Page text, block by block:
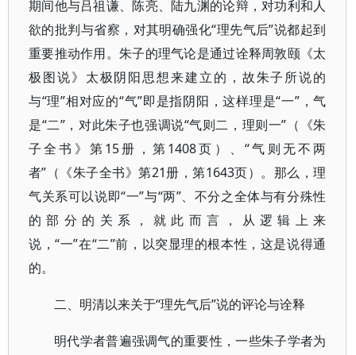
期间他与吕祖谦、陈亮、陆九渊的论辩，对功利和人
欲的批判与省察，对其明确强化“理先气后”说都起到
重要推动作用。朱子的理气论是通过诠释周敦颐《太
极图说》太极阴阳思想来建立的，故朱子所说的
与“理”相对应的“气”即是指阴阳，这样理是“一”，气
是“二”，对此朱子也强调说“气则二，理则一”（《朱
子全书》第15册，第1408页）、“气则无不两
者”（《朱子全书》第21册，第1643页）。那么，理
气关系可以说即“一”与“两”、不分之全体与有分殊性
的部分的关系，就此而言，从逻辑上来
说，“一”在“二”前，以突显理的根本性，这是说得通
的。
二、明清以来关于“理先气后”说的评论与诠释
明代学者普遍强调气的重要性，一些朱子学者为